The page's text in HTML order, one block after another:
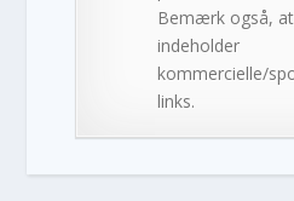
Bemærk også,
indeholder
kommercielle/
links.